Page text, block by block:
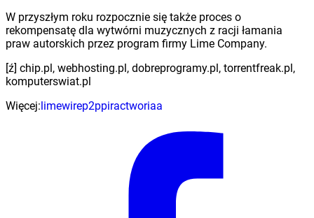
W przyszłym roku rozpocznie się także proces o
rekompensatę dla wytwórni muzycznych z racji łamania
praw autorskich przez program firmy Lime Company.
[ź] chip.pl, webhosting.pl, dobreprogramy.pl, torrentfreak.pl,
komputerswiat.pl
Więcej:limewirep2ppiractworiaa